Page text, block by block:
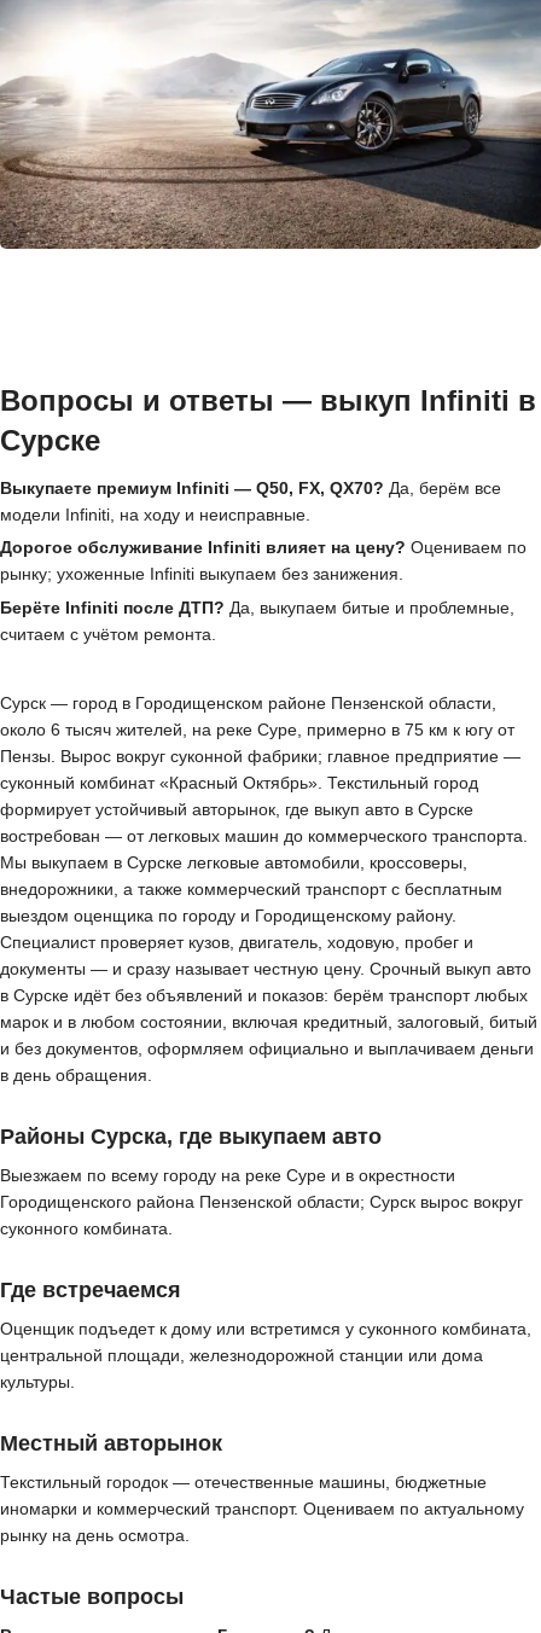
Вопросы и ответы — выкуп Infiniti в
Сурске
Выкупаете премиум Infiniti — Q50, FX, QX70? Да, берём все
модели Infiniti, на ходу и неисправные.
Дорогое обслуживание Infiniti влияет на цену? Оцениваем по
рынку; ухоженные Infiniti выкупаем без занижения.
Берёте Infiniti после ДТП? Да, выкупаем битые и проблемные,
считаем с учётом ремонта.
Сурск — город в Городищенском районе Пензенской области,
около 6 тысяч жителей, на реке Суре, примерно в 75 км к югу от
Пензы. Вырос вокруг суконной фабрики; главное предприятие —
суконный комбинат «Красный Октябрь». Текстильный город
формирует устойчивый авторынок, где выкуп авто в Сурске
востребован — от легковых машин до коммерческого транспорта.
Мы выкупаем в Сурске легковые автомобили, кроссоверы,
внедорожники, а также коммерческий транспорт с бесплатным
выездом оценщика по городу и Городищенскому району.
Специалист проверяет кузов, двигатель, ходовую, пробег и
документы — и сразу называет честную цену. Срочный выкуп авто
в Сурске идёт без объявлений и показов: берём транспорт любых
марок и в любом состоянии, включая кредитный, залоговый, битый
и без документов, оформляем официально и выплачиваем деньги
в день обращения.
Районы Сурска, где выкупаем авто
Выезжаем по всему городу на реке Суре и в окрестности
Городищенского района Пензенской области; Сурск вырос вокруг
суконного комбината.
Где встречаемся
Оценщик подъедет к дому или встретимся у суконного комбината,
центральной площади, железнодорожной станции или дома
культуры.
Местный авторынок
Текстильный городок — отечественные машины, бюджетные
иномарки и коммерческий транспорт. Оцениваем по актуальному
рынку на день осмотра.
Частые вопросы